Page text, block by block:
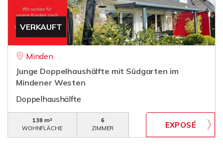
VERKAUFT
Minden
Junge Doppelhaushälfte mit Südgarten im
Mindener Westen
Doppelhaushälfte
138 m²
WOHNFLÄCHE
6
ZIMMER